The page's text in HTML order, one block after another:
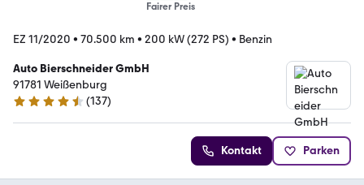
Fairer Preis
EZ 11/2020 • 70.500 km • 200 kW (272 PS) • Benzin
Auto Bierschneider GmbH
91781 Weißenburg
4.7 Sterne
(137)
Kontakt Parken